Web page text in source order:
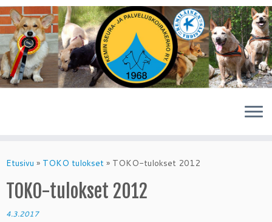
toEtusivu » TOKO tulokset » TOKO-tulokset 2012
TOKO-tulokset 2012
4.3.2017